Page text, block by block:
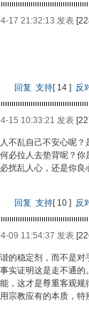
17 21:32:13 发表
回复 支持[14 ] 反
15 10:33:21 发表
不乱自己不安心呢？
必拉人去垫背呢？你
扰乱人心，还是你良
回复 支持[10 ] 反
09 11:54:37 发表
的稳定剂，而不是对
实证明这是走不通的
，这才是尊重客观规
宗教应有的本质，特